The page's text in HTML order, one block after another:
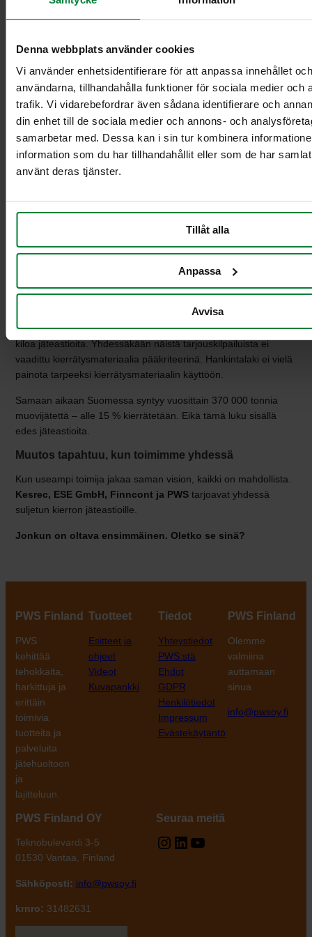
Denna webbplats använder cookies
Vi använder enhetsidentifierare för att anpassa innehållet
användarna, tillhandahålla funktioner för sociala medier och
trafik. Vi vidarebefordrar även sådana identifierare och
din enhet till de sociala medier och annons- och
samarbetar med. Dessa kan i sin tur kombinera
information som du har tillhandahållit eller som de har
använt deras tjänster.
Tillåt alla
Anpassa
Avvisa
irrottamista.
• Jätteen hävittäminen jäteautolla on helppoa ja nopeaa.
Muutos on nyt mahdollinen
Kaikki Suomessa käytettävät HDPE-jäteastiat voidaan nyt
kierrättää suljetussa kierrossa upouusiksi jäteastioiksi. Tämä
tarkoittaa todellisia luonnonvarojen ja päästöjen säästöjä.
neitseelliseen muoviin.Lähde
• Yksi 240 litran jäteastia painaa noin 10 kg, mikä tarkoittaa 15
• Yksi kuorma-autollinen (900 astiaa) säästää jopa 13 500 kg
CO₂-päästöjä, mikä vastaa 96 000 ajokilometriä.
Vuonna 2024 Suomessa kilpailutettiin arviolta 1,6 miljoonaa
kiloa jäteastioita. Yhdessäkään näistä tarjouskilpailuista ei
vaadittu kierrätysmateriaalia pääkriteerinä. Hankintalaki ei vielä
painota tarpeeksi kierrätysmateriaalin käyttöön.
Samaan aikaan Suomessa syntyy vuosittain 370 000 tonnia
muovijätettä – alle 15 % kierrätetään. Eikä tämä luku sisällä
edes jäteastioita.
Muutos tapahtuu, kun toimimme yhdessä
Kun useampi toimija jakaa saman vision, kaikki on mahdollista.
Kesrec, ESE GmbH, Finncont ja PWStarjoavat yhdessä
suljetun kierron jäteastioille.
Jonkun on oltava ensimmäinen. Oletko se sinä?
PWS Finland
PWS
kehittää
tehokkaita,
harkittuja ja
erittäin
toimivia
tuotteita ja
palveluita
jätehuoltoon
ja
lajitteluun.
Tuotteet
Esitteet ja
ohjeet
Videot
Kuvapankki
Tiedot
Yhteystiedot
PWS:stä
Ehdot
GDPR
Henkilötiedot
Impressum
Evästekäytäntö
PWS Finland
Olemme
valmiina
auttamaan
sinua
info@pwsoy.fi
PWS Finland OY
Teknobulevardi 3-5
01530 Vantaa, Finland
Sähköposti: info@pwsoy.fi
krnro: 31482631
Seuraa meitä
Instagram
LinkedIn